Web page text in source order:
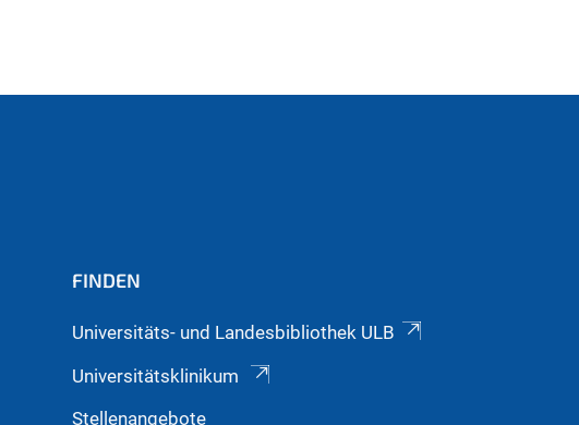
FINDEN
Universitäts- und Landesbibliothek ULB
Universitätsklinikum
Stellenangebote